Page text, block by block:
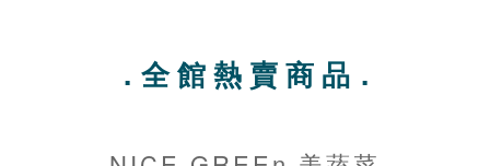
．全 館 熱 賣 商 品．